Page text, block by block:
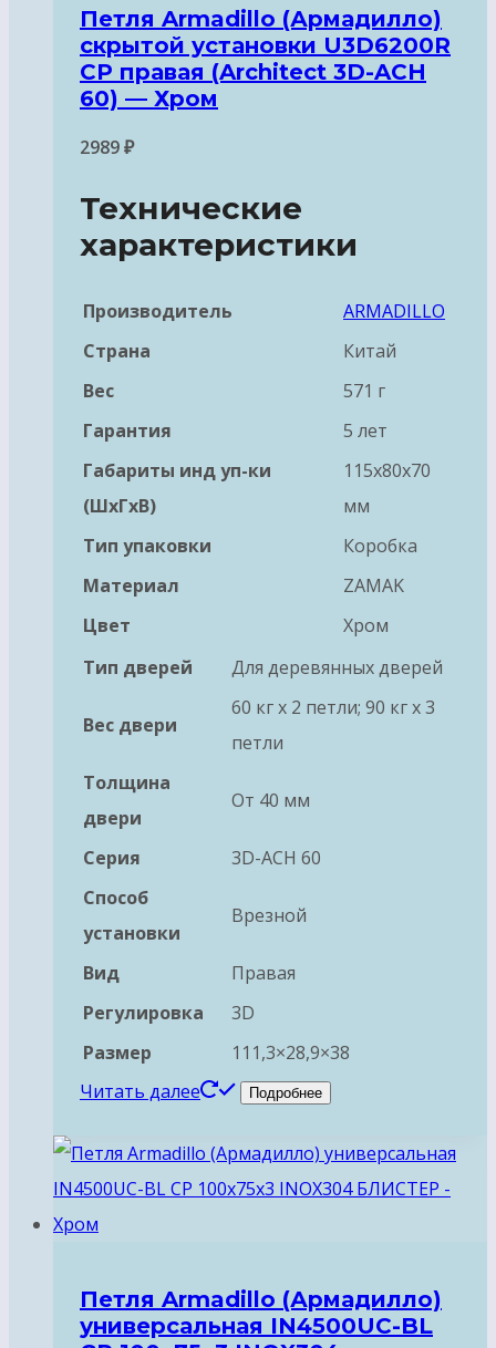
Петля Armadillo (Армадилло)
скрытой установки U3D6200R
CP правая (Architect 3D-ACH
60) — Хром
2989₽
Технические
характеристики
Производитель
ARMADILLO
Страна
Китай
Вес
571 г
Гарантия
5 лет
Габариты инд уп-ки
(ШхГхВ)
115x80x70
мм
Тип упаковки
Коробка
Материал
ZAMAK
Цвет
Хром
Тип дверей
Для деревянных дверей
Вес двери
60 кг х 2 петли; 90 кг х 3
петли
Толщина
двери
От 40 мм
Серия
3D-ACH 60
Способ
установки
Врезной
Вид
Правая
Регулировка
3D
Размер
111,3×28,9×38
Читать далее
Подробнее
Петля Armadillo (Армадилло)
универсальная IN4500UC-BL